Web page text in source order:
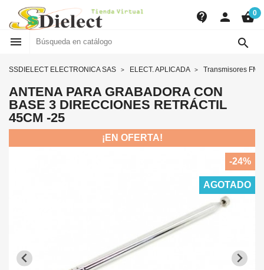
contact_support person shopping_basket0
 
SSDIELECT ELECTRONICA SAS ELECT. APLICADA Transmisores FM
ANTENA PARA GRABADORA CON
BASE 3 DIRECCIONES RETRÁCTIL
45CM -25
¡EN OFERTA!
-24%
AGOTADO